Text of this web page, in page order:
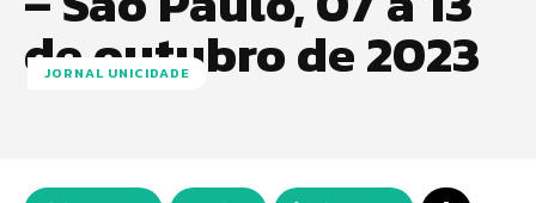
de outubro de 2023
JORNAL UNICIDADE